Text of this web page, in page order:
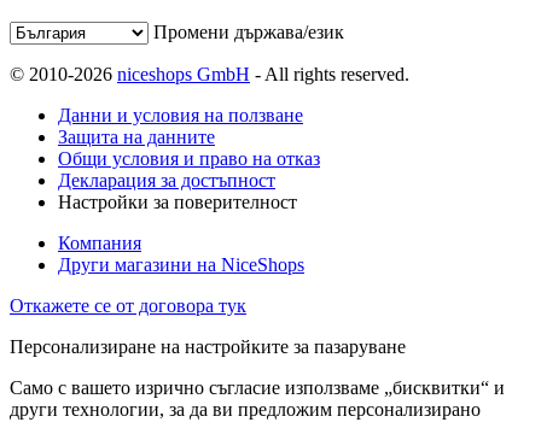
Промени държава/език
© 2010-2026 niceshops GmbH - All rights reserved.
Данни и условия на ползване
Защита на данните
Общи условия и право на отказ
Декларация за достъпност
Настройки за поверителност
Компания
Други магазини на NiceShops
Откажете се от договора тук
Персонализиране на настройките за пазаруване
Само с вашето изрично съгласие използваме „бисквитки“ и
други технологии, за да ви предложим персонализирано